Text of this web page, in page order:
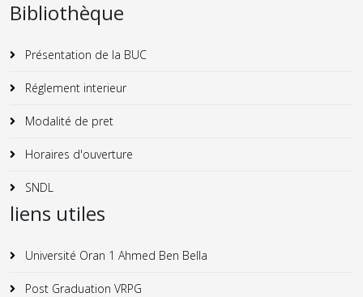
Bibliothèque
Présentation de la BUC
Réglement interieur
Modalité de pret
Horaires d'ouverture
SNDL
liens utiles
Université Oran 1 Ahmed Ben Bella
Post Graduation VRPG